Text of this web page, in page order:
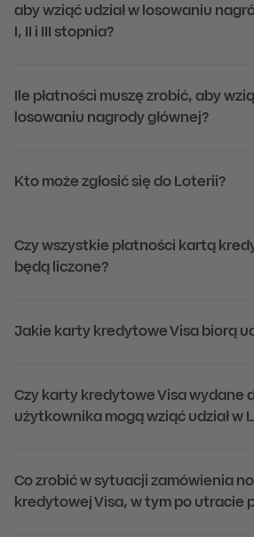
aby wziąć udział w losowaniu
I, II i III stopnia?
Ile płatności muszę zrobić, aby
losowaniu nagrody głównej?
Kto może zgłosić się do Loterii?
Czy wszystkie płatności kartą
będą liczone?
Jakie karty kredytowe Visa biorą
Czy karty kredytowe Visa wydane
użytkownika mogą wziąć udział w
Co zrobić w sytuacji zamówienia
kredytowej Visa, w tym po utracie